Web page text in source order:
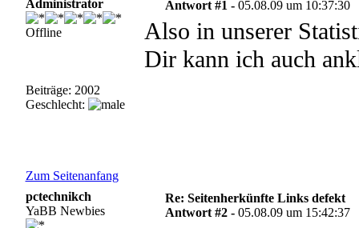
Administrator
Offline
Beiträge: 2002
Geschlecht:
Antwort #1 -05.08.09 um 10:37:30
Also in unserer
Dir kann ich auch
Zum Seitenanfang
pctechnikch
YaBB Newbies
Re: Seitenherkünfte Links defekt
Antwort #2 -05.08.09 um 15:42:37